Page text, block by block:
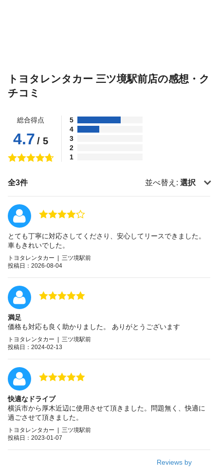
トヨタレンタカー 三ツ境駅前店の感想・ク
チコミ
総合得点
4.7 / 5
5
4
3
2
1
全3件 並べ替え: 選択
とても丁寧に対応さしてくださり、安心してリースできました。
車もきれいでした。
トヨタレンタカー | 三ツ境駅前
投稿日：2026-08-04
満足
価格も対応も良く助かりました。 ありがとうございます
トヨタレンタカー | 三ツ境駅前
投稿日：2024-02-13
快適なドライブ
横浜市から厚木近辺に使用させて頂きました。問題無く、快適に
過ごさせて頂きました。
トヨタレンタカー | 三ツ境駅前
投稿日：2023-01-07
Reviews by